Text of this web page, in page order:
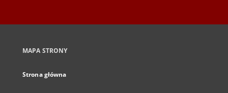
MAPA STRONY
Strona główna